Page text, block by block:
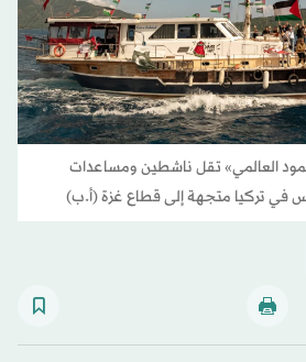
العالمي» تقل ناشطين ومساعدات
في تركيا متجهة إلى قطاع غزة (أ.ب)